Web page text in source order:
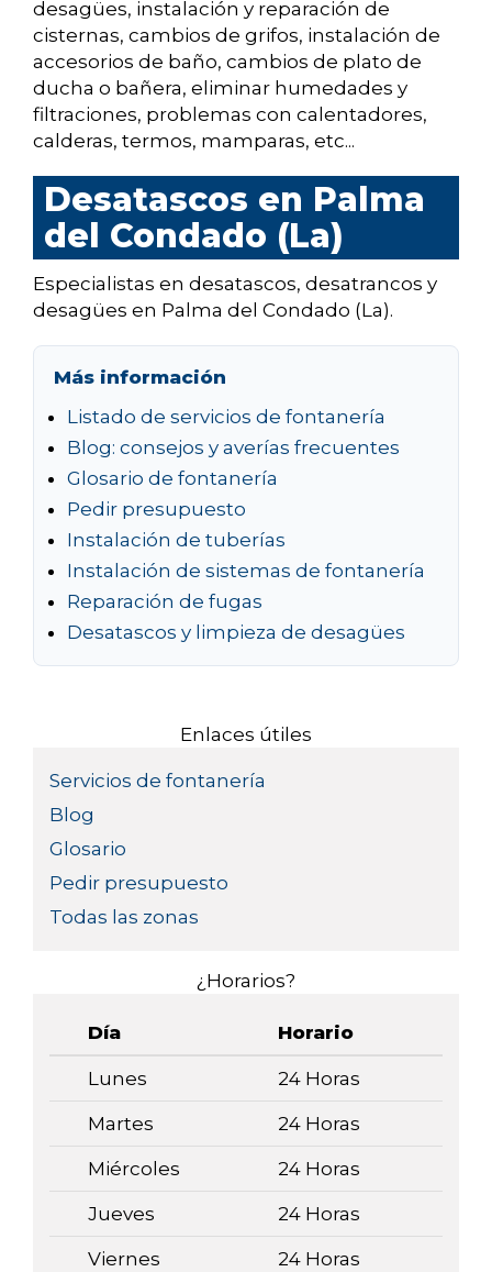
desagües, instalación y reparación de
cisternas, cambios de grifos, instalación de
accesorios de baño, cambios de plato de
ducha o bañera, eliminar humedades y
filtraciones, problemas con calentadores,
calderas, termos, mamparas, etc...
Desatascos en Palma
del Condado (La)
Especialistas en desatascos, desatrancos y
desagües en Palma del Condado (La).
Más información
Listado de servicios de fontanería
Blog: consejos y averías frecuentes
Glosario de fontanería
Pedir presupuesto
Instalación de tuberías
Instalación de sistemas de fontanería
Reparación de fugas
Desatascos y limpieza de desagües
Enlaces útiles
Servicios de fontanería
Blog
Glosario
Pedir presupuesto
Todas las zonas
¿Horarios?
Día Horario
Lunes 24 Horas
Martes 24 Horas
Miércoles 24 Horas
Jueves 24 Horas
Viernes 24 Horas